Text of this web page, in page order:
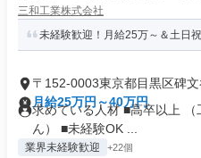
三和工業株式会社
未経験歓迎！月給25万～＆土日
〒152-0003東京都目黒区碑文
月給25万円～40万円
求めている人材 ■高卒以上
ん） ■未経験OK ...
業界未経験歓迎 +22個